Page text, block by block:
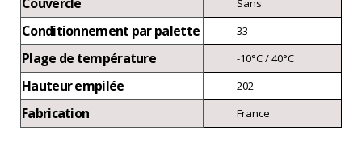
Sans
Conditionnement par palette 33
Plage de température -10°C / 40°C
Hauteur empilée 202
Fabrication France